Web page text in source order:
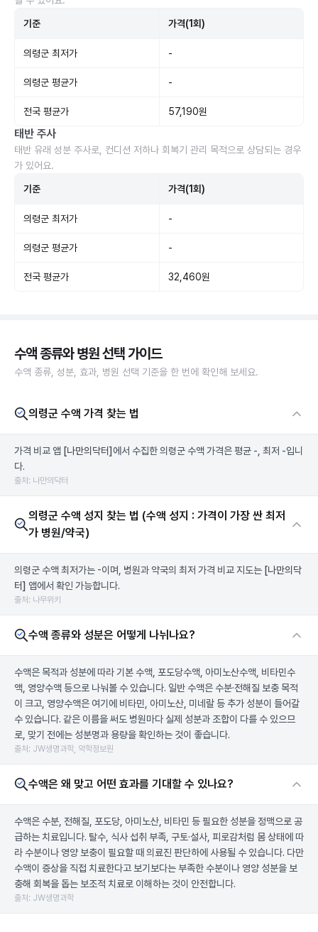
기준 가격(1회)
의령군 최저가 -
의령군 평균가 -
전국 평균가 57,190원
태반 주사
태반 유래 성분 주사로, 컨디션 저하나 회복기 관리 목적으로 상담되는 경우
가 있어요.
기준 가격(1회)
의령군 최저가 -
의령군 평균가 -
전국 평균가 32,460원
수액 종류와 병원 선택 가이드
수액 종류, 성분, 효과, 병원 선택 기준을 한 번에 확인해 보세요.
의령군 수액 가격 찾는 법
가격 비교 앱 [나만의닥터] 에서 수집한 의령군 수액 가격은 평균 -, 최저 -입니
다.
출처: 나만의닥터
의령군 수액 성지 찾는 법 (수액 성지 : 가격이 가장 싼 최저
가 병원/약국)
의령군 수액 최저가는 -이며, 병원과 약국의 최저 가격 비교 지도는 [나만의닥
터] 앱에서 확인 가능합니다.
출처: 나무위키
수액 종류와 성분은 어떻게 나뉘나요?
수액은 목적과 성분에 따라 기본 수액, 포도당수액, 아미노산수액, 비타민수
액, 영양수액 등으로 나눠볼 수 있습니다. 일반 수액은 수분·전해질 보충 목적
이 크고, 영양수액은 여기에 비타민, 아미노산, 미네랄 등 추가 성분이 들어갈
수 있습니다. 같은 이름을 써도 병원마다 실제 성분과 조합이 다를 수 있으므
로, 맞기 전에는 성분명과 용량을 확인하는 것이 좋습니다.
출처: JW생명과학, 약학정보원
수액은 왜 맞고 어떤 효과를 기대할 수 있나요?
수액은 수분, 전해질, 포도당, 아미노산, 비타민 등 필요한 성분을 정맥으로 공
급하는 치료입니다. 탈수, 식사 섭취 부족, 구토·설사, 피로감처럼 몸 상태에 따
라 수분이나 영양 보충이 필요할 때 의료진 판단하에 사용될 수 있습니다. 다만
수액이 증상을 직접 치료한다고 보기보다는 부족한 수분이나 영양 성분을 보
충해 회복을 돕는 보조적 치료로 이해하는 것이 안전합니다.
출처: JW생명과학